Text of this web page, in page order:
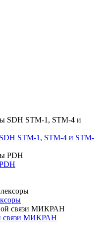
STM-1, STM-4 и STM-
связи МИКРАН